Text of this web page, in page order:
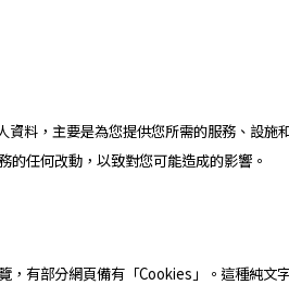
料，主要是為您提供您所需的服務、設
的任何改動，以致對您可能造成的影響。
，有部分網頁備有「Cookies」。這種純